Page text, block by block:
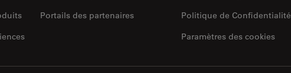
Portails des partenaires
Politique de Confidentialité
Paramètres des cookies